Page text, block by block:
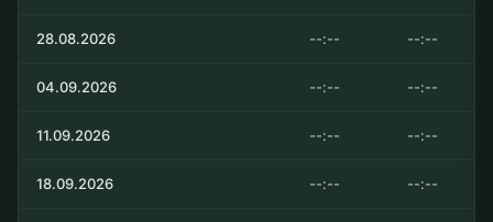
28.08.2026 --:-- --:--
04.09.2026 --:-- --:--
11.09.2026 --:-- --:--
18.09.2026 --:-- --:--